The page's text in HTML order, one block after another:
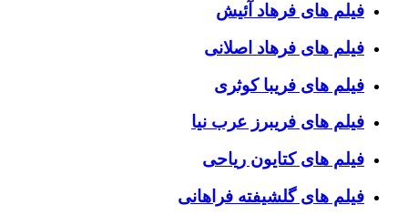
فیلم های فرهاد آئیش
فیلم های فرهاد اصلانی
فیلم های فریبا کوثری
فیلم های فریبرز عرب نیا
فیلم های کتایون ریاحی
فیلم های گلشیفته فراهانی